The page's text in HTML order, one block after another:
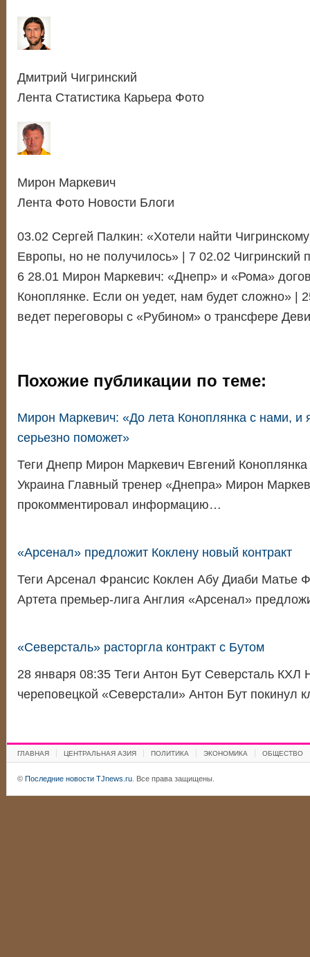
Дмитрий Чигринский
Лента Статистика Карьера Фото
Мирон Маркевич
Лента Фото Новости Блоги
03.02 Сергей Палкин: «Хотели найти
Европы, но не получилось» | 7 02.02 Чигринский
6 28.01 Мирон Маркевич: «Днепр» и «Рома»
Коноплянке. Если он уедет, нам будет сложно» |
ведет переговоры с «Рубином» о трансфере
Похожие публикации по теме:
Мирон Маркевич: «До лета Коноплянка с нами, и
серьезно поможет»
Теги Днепр Мирон Маркевич Евгений Коноплянка
Украина Главный тренер «Днепра» Мирон
прокомментировал информацию…
«Арсенал» предложит Коклену новый контракт
Теги Арсенал Франсис Коклен Абу Диаби Матье
Артета премьер-лига Англия «Арсенал»
«Северсталь» расторгла контракт с Бутом
28 января 08:35 Теги Антон Бут Северсталь
череповецкой «Северстали» Антон Бут покинул
ГЛАВНАЯ ЦЕНТРАЛЬНАЯ АЗИЯ ПОЛИТИКА ЭКОНОМИКА ОБЩЕСТВО
© Последние новости TJnews.ru. Все права защищены.